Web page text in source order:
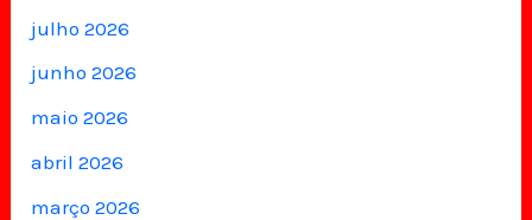
julho 2026
junho 2026
maio 2026
abril 2026
março 2026